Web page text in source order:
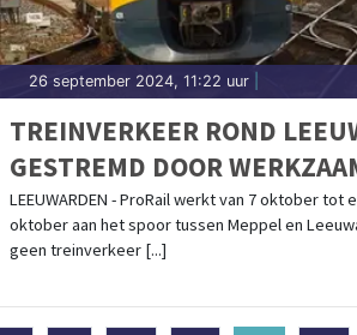
26 september 2024, 11:22 uur
TREINVERKEER ROND
GESTREMD DOOR
LEEUWARDEN - ProRail werkt van 7 oktober tot
oktober aan het spoor tussen Meppel en
geen treinverkeer [...]